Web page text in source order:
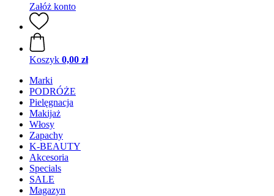
Załóż konto
Koszyk 0,00 zł
Marki
PODRÓŻE
Pielęgnacja
Makijaż
Włosy
Zapachy
K-BEAUTY
Akcesoria
Specials
SALE
Magazyn